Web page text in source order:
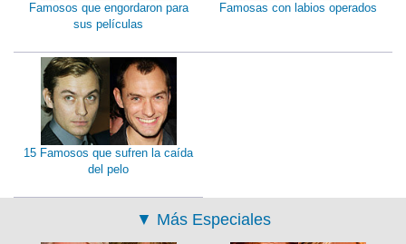
Famosos que engordaron para
sus películas
Famosas con labios operados
15 Famosos que sufren la caída
del pelo
▼ Más Especiales